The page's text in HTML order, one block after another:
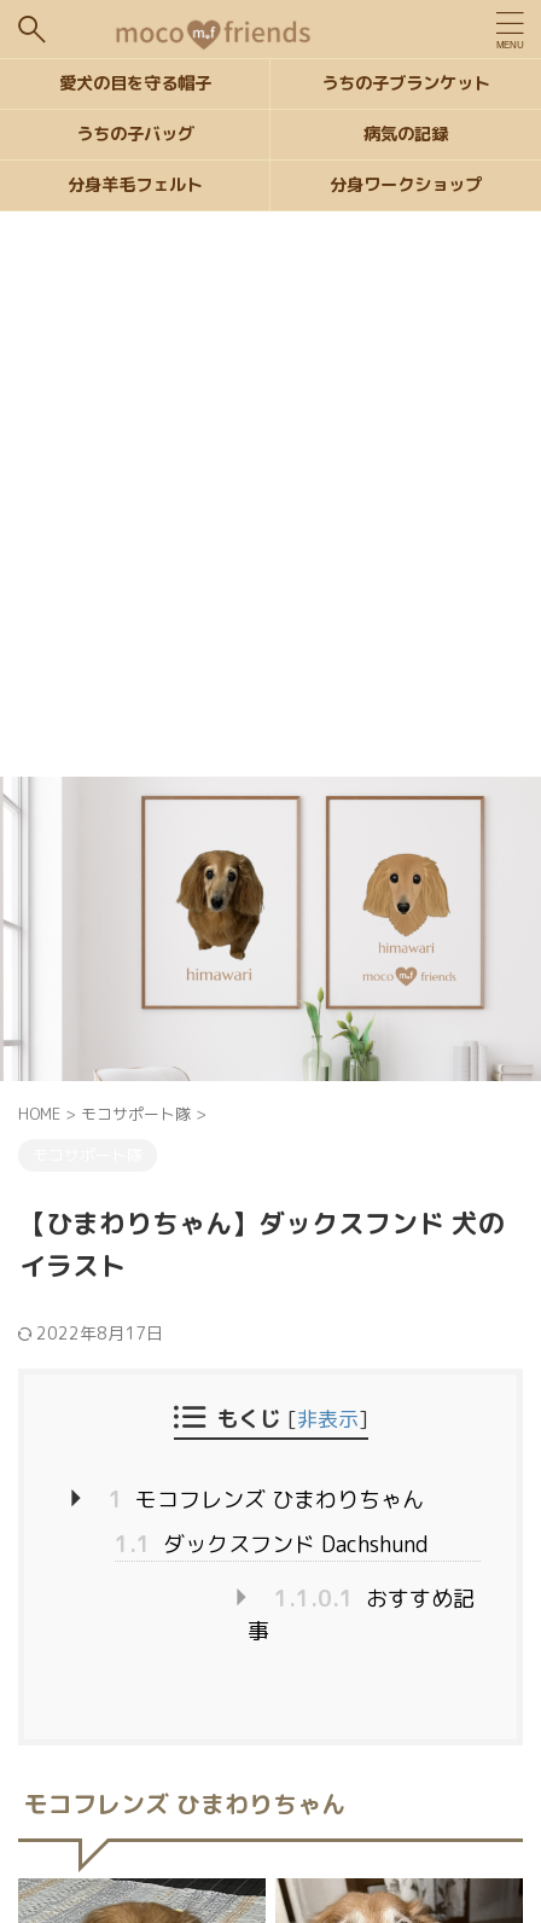
愛犬の目を守る帽子 うちの子ブランケット
うちの子バッグ 病気の記録
分身羊毛フェルト 分身ワークショップ
HOME > モコサポート隊 >
【ひまわりちゃん】ダックスフンド 犬の
イラスト
2022年8月17日
もくじ [非表示]
1
モコフレンズ ひまわりちゃん
1.1
ダックスフンド Dachshund
1.1.0.1
おすすめ記
事
モコフレンズ ひまわりちゃん